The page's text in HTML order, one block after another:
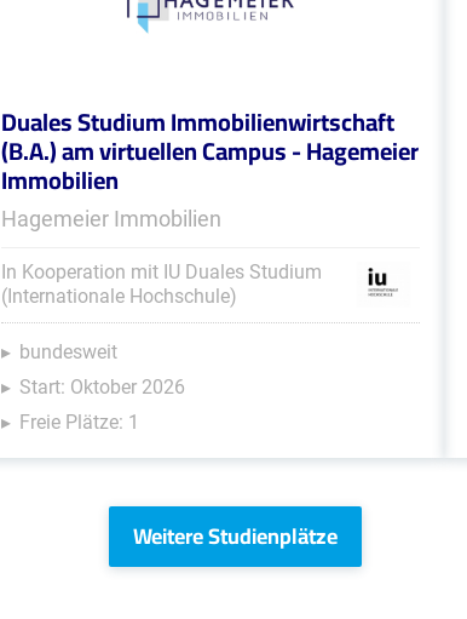
Duales Studium Immobilienwirtschaft
(B.A.) am virtuellen Campus - Hagemeier
Immobilien
Hagemeier Immobilien
In Kooperation mit IU Duales Studium
(Internationale Hochschule)
bundesweit
Start: Oktober 2026
Freie Plätze: 1
Weitere Studienplätze